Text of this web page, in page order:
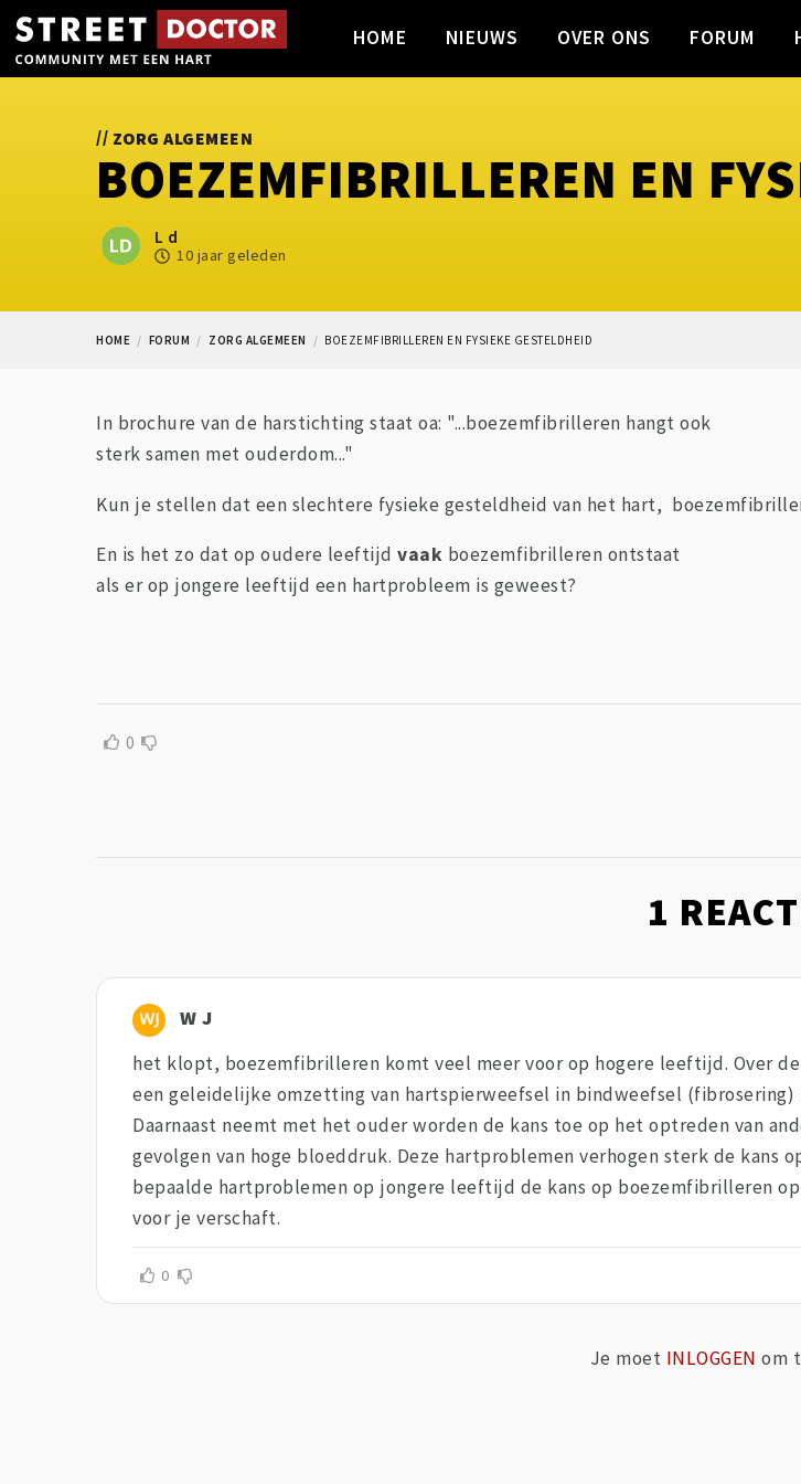
HOME NIEUWS OVER ONS FORUM
// ZORG ALGEMEEN
BOEZEMFIBRILLEREN EN
L d
10 jaar geleden
HOME FORUM ZORG ALGEMEEN BOEZEMFIBRILLEREN EN FYSIEKE GESTELDHEID
In brochure van de harstichting staat oa: "...boezemfibrilleren hangt ook
sterk samen met ouderdom..."
Kun je stellen dat een slechtere fysieke gesteldheid van het hart,
En is het zo dat op oudere leeftijd vaak boezemfibrilleren ontstaat
als er op jongere leeftijd een hartprobleem is geweest?
0
1
W J
het klopt, boezemfibrilleren komt veel meer voor op hogere leeftijd. Over
een geleidelijke omzetting van hartspierweefsel in bindweefsel
Daarnaast neemt met het ouder worden de kans toe op het optreden van
gevolgen van hoge bloeddruk. Deze hartproblemen verhogen sterk de
bepaalde hartproblemen op jongere leeftijd de kans op boezemfibrilleren
voor je verschaft.
0
Je moet INLOGGEN om